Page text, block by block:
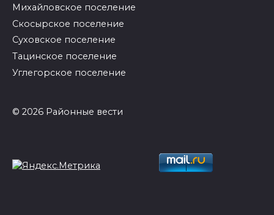
Михайловское поселение
Скосырское поселение
Суховское поселение
Тацинское поселение
Углегорское поселение
© 2026 Районные вести